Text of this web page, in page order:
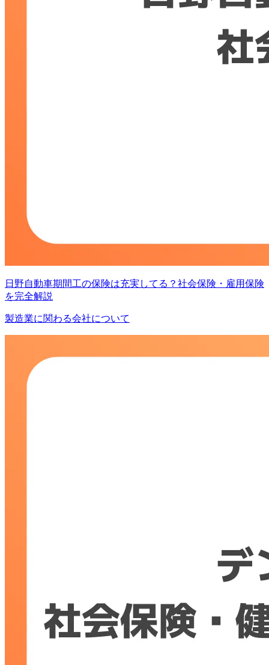
日野自動車期間工の保険は充実してる？社会保険・雇用保険
を完全解説
製造業に関わる会社について